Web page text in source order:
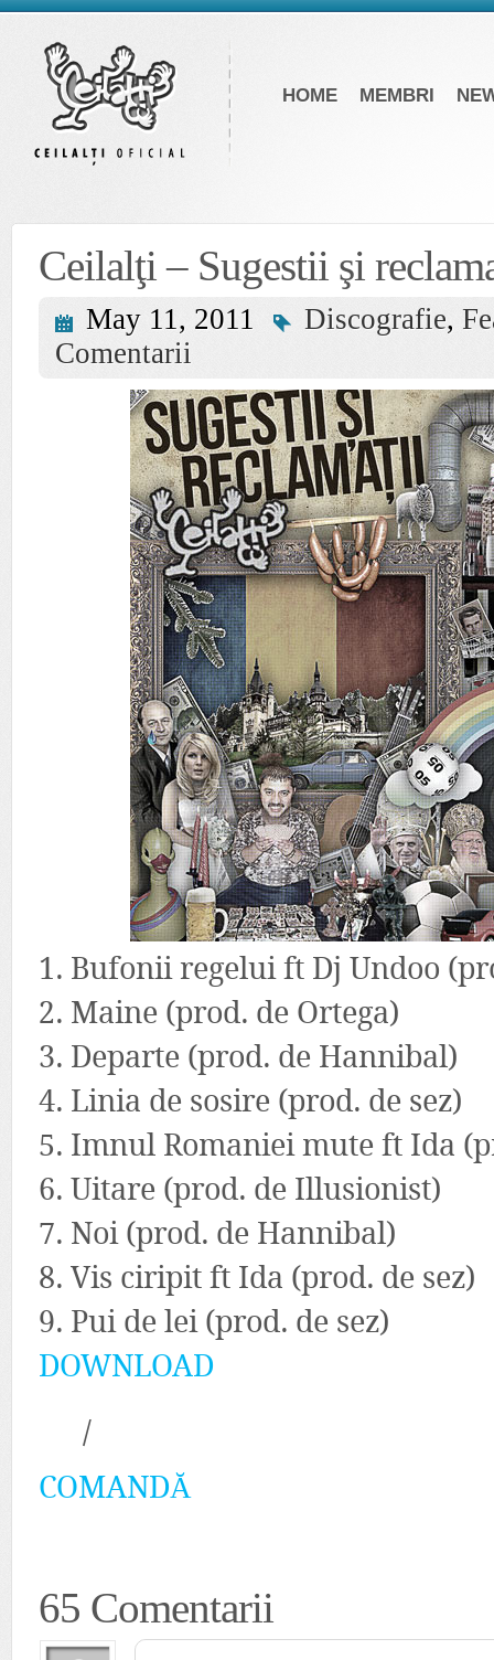
HOME MEMBRI
Ceilalţi – Sugestii şi
May 11, 2011 Discografie,
Comentarii
1. Bufonii regelui ft Dj Undoo
2. Maine (prod. de Ortega)
3. Departe (prod. de Hannibal)
4. Linia de sosire (prod. de sez)
5. Imnul Romaniei mute ft Ida
6. Uitare (prod. de Illusionist)
7. Noi (prod. de Hannibal)
8. Vis ciripit ft Ida (prod. de sez)
9. Pui de lei (prod. de sez)
DOWNLOAD
/
COMANDĂ
65 Comentarii